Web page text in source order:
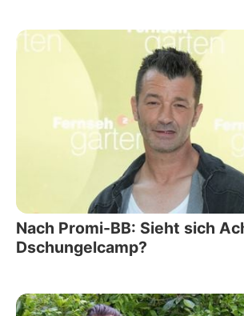
Nach Promi-BB: Sieht sich
Dschungelcamp?